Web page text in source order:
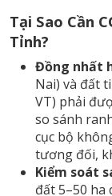
Tại Sao Cần
Tỉnh?
Đồng nhất
Nai) và đất
VT) phải
so sánh
cục bộ
tương đối,
Kiểm soát
đất 5–50 ha